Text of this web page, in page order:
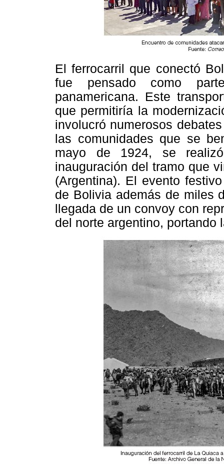
El ferrocarril que conectó
fue pensado como
panamericana. Este
que permitiría la
involucró numerosos
las comunidades que se
mayo de 1924, se
inauguración del tramo que
(Argentina). El evento
de Bolivia además de miles
llegada de un convoy con
del norte argentino, portando